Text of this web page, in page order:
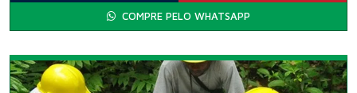
COMPRE PELO WHATSAPP